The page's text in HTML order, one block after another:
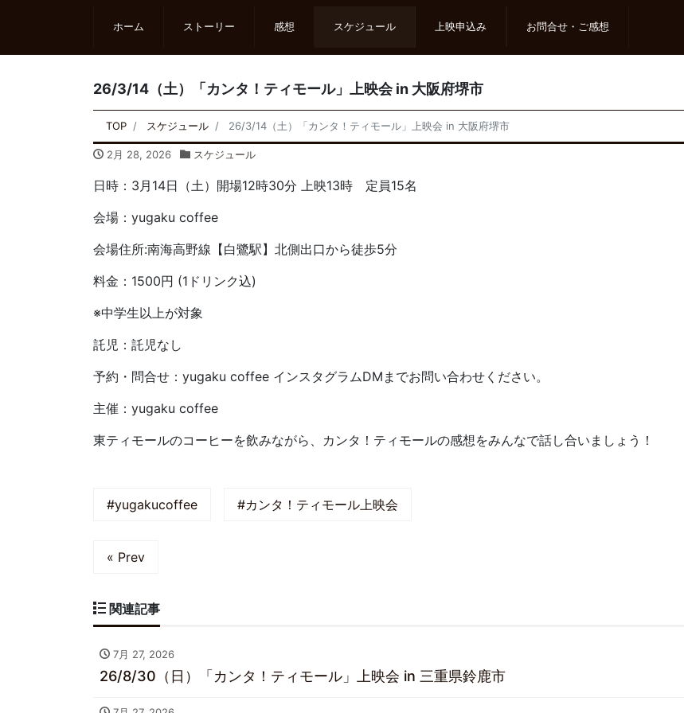
ホーム ストーリー 感想 スケジュール 上映申込み お問合せ・ご感想
26/3/14（土）「カンタ！ティモール」上映会 in 大阪府堺市
TOP スケジュール 26/3/14（土）「カンタ！ティモール」上映会 in 大阪府堺市
2月 28, 2026 スケジュール
日時：3月14日（土）開場12時30分 上映13時 定員15名
会場：yugaku coffee
会場住所:南海高野線【白鷺駅】北側出口から徒歩5分
料金：1500円 (1ドリンク込)
※中学生以上が対象
託児：託児なし
予約・問合せ：yugaku coffee インスタグラムDMまでお問い合わせください。
主催：yugaku coffee
東ティモールのコーヒーを飲みながら、カンタ！ティモールの感想をみんなで話し合いましょう！
#yugakucoffee #カンタ！ティモール上映会
« Prev
関連記事
7月 27, 2026
26/8/30（日）「カンタ！ティモール」上映会 in 三重県鈴鹿市